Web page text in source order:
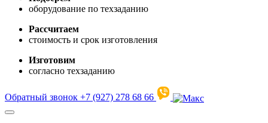
оборудование по техзаданию
Рассчитаем
стоимость и срок изготовления
Изготовим
согласно техзаданию
Обратный звонок +7 (927) 278 68 66